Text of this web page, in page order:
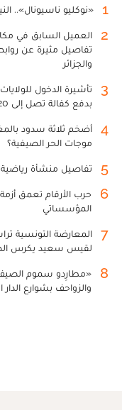
1 «نوكليو ناسيونال»..
2
العميل السابق في
تفاصيل مثيرة عن
والجزائر
3
بدفع كفالة تصل إلى 20 ألف دولار
4
أضخم ثلاثة سدود
موجات الحر الصيفية؟
5 تفاصيل منشأة رياضية
6
حرب الأرقام تعمق
المؤسساتي
7
المعارضة التونسية
لقيس سعيد يكرس
8
«مطارِدو سموم
والزواحف بشوارع الدار